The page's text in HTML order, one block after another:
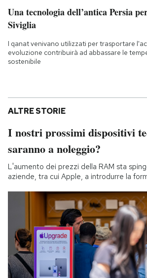
Una tecnologia dell’antica Persia
Siviglia
I qanat venivano utilizzati per trasportare
evoluzione contribuirà ad abbassare le
sostenibile
ALTRE STORIE
I nostri prossimi dispositivi
saranno a noleggio?
L'aumento dei prezzi della RAM sta
aziende, tra cui Apple, a introdurre la